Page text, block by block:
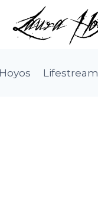
Lifestream